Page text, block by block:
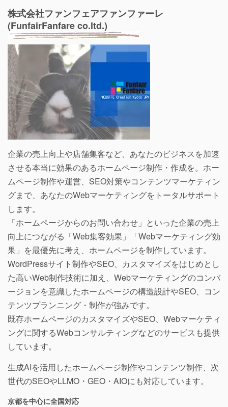
株式会社ファンフェアファンファーレ
(FunfairFanfare co.ltd.)
企業の売上向上や店舗集客など、あなたのビジネスを加速
させる本当に効果のあるホームページ制作・作成を。ホー
ムページ制作や運営、SEO対策やコンテンツマーケティン
グまで、あなたのWebマーケティングをトータルサポート
します。
「ホームページからのお問い合わせ」といった企業の売上
向上につながる「Web集客効果」「Webマーケティング効
果」を最優先に考え、ホームページを制作しています。
WordPressサイト制作やSEO、カスタマイズをはじめとし
た高いWeb制作技術に加え、Webマーケティングのコンバ
ージョンを意識したホームページの構造設計やSEO、コン
テンツプランニング・制作が強みです。
既存ホームページのカスタマイズやSEO、Webマーケティ
ングに関するWebコンサルティングなどのサービスも提供
しています。
生成AIを活用したホームページ制作やコンテンツ制作、次
世代のSEOやLLMO・GEO・AIOにも対応しています。
京都を中心に全国対応